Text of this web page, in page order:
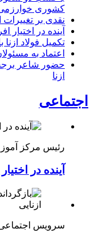
کشوری
نقدی بر تغییرات
آینده در
تکمیل فولاد
اعتماد به
حضور شاعر
ازنا
اجتماعی
رئیس مرکز
آینده در
سرویس